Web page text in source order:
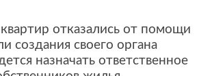
отказались от помощи
создания своего органа
назначать ответственное